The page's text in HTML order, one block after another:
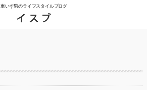
車いす男のライフスタイルブログ